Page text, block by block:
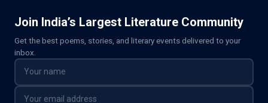
Join India’s Largest Literature Community
Get the best poems, stories, and literary events delivered to your
inbox.